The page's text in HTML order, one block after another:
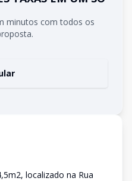
minutos com todos os
localizado na Rua